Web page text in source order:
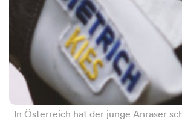
In Österreich hat der junge Anraser